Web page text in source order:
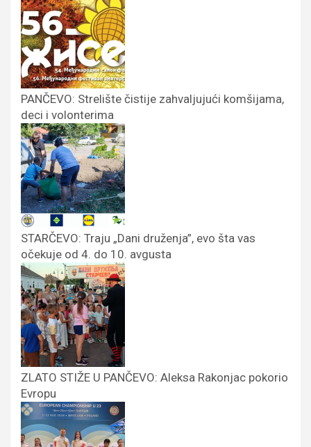
PANČEVO: Strelište čistije zahvaljujući komšijama,
deci i volonterima
STARČEVO: Traju „Dani druženja”, evo šta vas
očekuje od 4. do 10. avgusta
ZLATO STIŽE U PANČEVO: Aleksa Rakonjac pokorio
Evropu